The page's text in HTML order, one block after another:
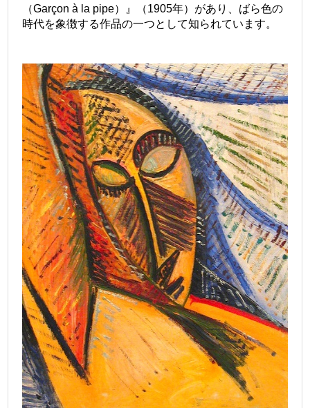
（Garçon à la pipe）』（1905年）があり、ばら色の
時代を象徴する作品の一つとして知られています。